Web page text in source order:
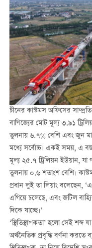
চীনের কাস্টমস অফিসের
বাণিজ্যের মোট মূল্য ৩.৯১
তুলনায় ৬.৭% বেশি এবং জুন
মধ্যে সর্বোচ্চ। একই সময়, এ
মূল্য ২৫.৭ ট্রিলিয়ন ইউয়ান,
তুলনায় ০.৬ শতাংশ বেশি।
প্রধান লুই তা লিয়াং বলেছেন,
এগিয়ে চলেছে, এবং জটিল
দিকে যাচ্ছে।’
‘স্থিতিস্থাপকতা’ হলো সেই শব্দ
অর্থনৈতিক প্রবৃদ্ধি বর্ণনা